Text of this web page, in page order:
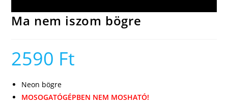
Ma nem iszom bögre
2590 Ft
Neon bögre
MOSOGATÓGÉPBEN NEM MOSHATÓ!